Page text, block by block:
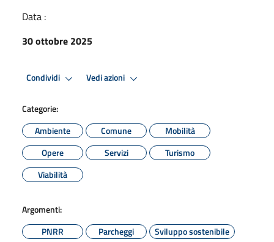
Data :
30 ottobre 2025
Condividi Vedi azioni
Categorie:
Ambiente
Comune
Mobilità
Opere
Servizi
Turismo
Viabilità
Argomenti:
PNRR
Parcheggi
Sviluppo sostenibile